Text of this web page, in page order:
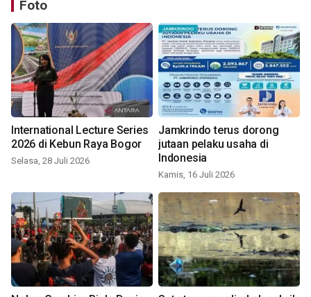
Foto
International Lecture Series
2026 di Kebun Raya Bogor
Selasa, 28 Juli 2026
Jamkrindo terus dorong
jutaan pelaku usaha di
Indonesia
Kamis, 16 Juli 2026